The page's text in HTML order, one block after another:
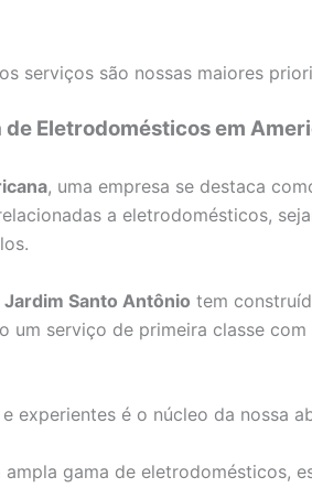
serviços são nossas maiores
Eletrodomésticos em
, uma empresa se destaca
a eletrodomésticos,
Santo Antônio tem
um serviço de primeira classe
experientes é o núcleo da nossa
gama de eletrodomésticos,